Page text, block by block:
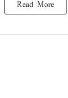
Read More